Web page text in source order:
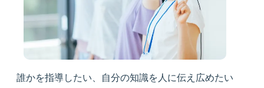
誰かを指導したい、自分の知識を人に伝え広めたい